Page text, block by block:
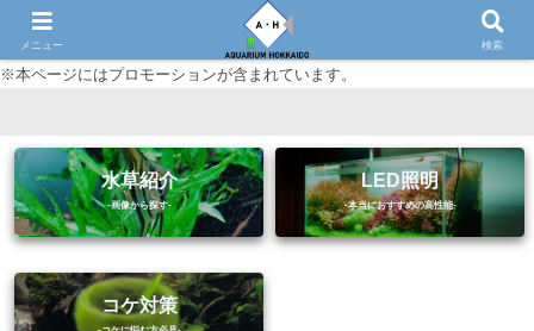
初心者に優しいアクアリウム（熱帯魚・水草等）情報サイト
※本ページにはプロモーションが含まれています。
水草紹介 LED照明
コケ対策
メニュー 検索